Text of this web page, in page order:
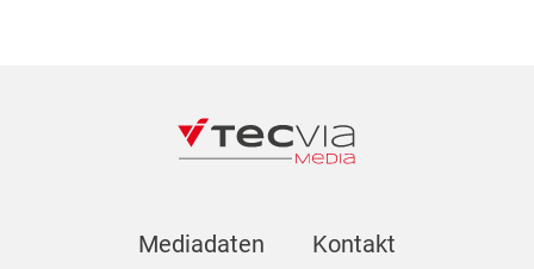
Mediadaten Kontakt